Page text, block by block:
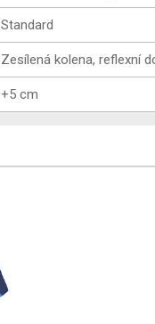
Standard
Zesílená kolena, reflexní
+5 cm